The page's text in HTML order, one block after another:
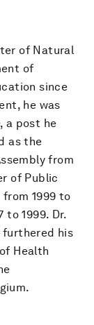
of Natural
of
since
he was
a post he
as the
from
of Public
1999 to
to 1999. Dr.
furthered his
Health